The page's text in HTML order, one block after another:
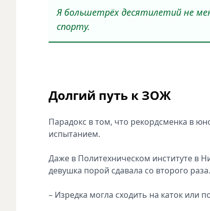
Я большетрёх десятилетий не
спорту.
Долгий путь к ЗОЖ
Парадокс в том, что рекордсменка в
испытанием.
Даже в Политехническом институте в
девушка порой сдавала со второго раза.
– Изредка могла сходить на каток или